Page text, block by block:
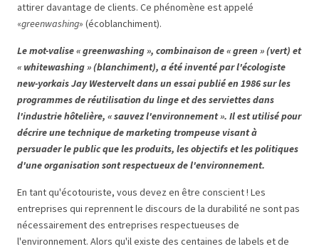
attirer davantage de clients. Ce phénomène est appelé
«greenwashing» (écoblanchiment).
Le mot-valise « greenwashing », combinaison de « green » (vert) et
« whitewashing » (blanchiment), a été inventé par l'écologiste
new-yorkais Jay Westervelt dans un essai publié en 1986 sur les
programmes de réutilisation du linge et des serviettes dans
l'industrie hôtelière, « sauvez l'environnement ». Il est utilisé pour
décrire une technique de marketing trompeuse visant à
persuader le public que les produits, les objectifs et les politiques
d'une organisation sont respectueux de l'environnement.
En tant qu'écotouriste, vous devez en être conscient ! Les
entreprises qui reprennent le discours de la durabilité ne sont pas
nécessairement des entreprises respectueuses de
l'environnement. Alors qu'il existe des centaines de labels et de